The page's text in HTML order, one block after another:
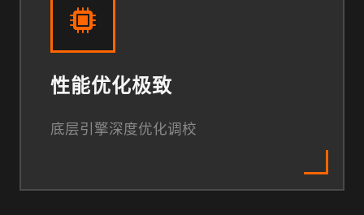
性能优化极致
底层引擎深度优化调校